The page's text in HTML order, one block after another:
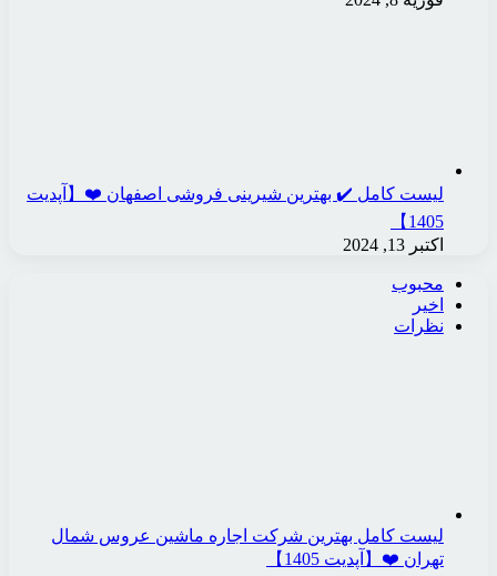
لیست کامل ✔️ بهترین شیرینی فروشی اصفهان ❤️【آپدیت
1405】
اکتبر 13, 2024
محبوب
اخیر
نظرات
لیست کامل بهترین شرکت اجاره ماشین عروس شمال
تهران ❤️【آپدیت 1405】